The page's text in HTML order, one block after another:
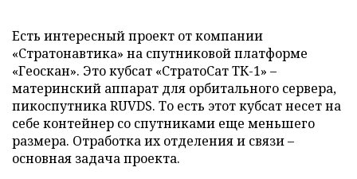
Есть интересный проект от компании
«Стратонавтика» на спутниковой платформе
«Геоскан». Это кубсат «СтратоСат ТК-1» –
материнский аппарат для орбитального сервера,
пикоспутника RUVDS. То есть этот кубсат несет на
себе контейнер со спутниками еще меньшего
размера. Отработка их отделения и связи –
основная задача проекта.